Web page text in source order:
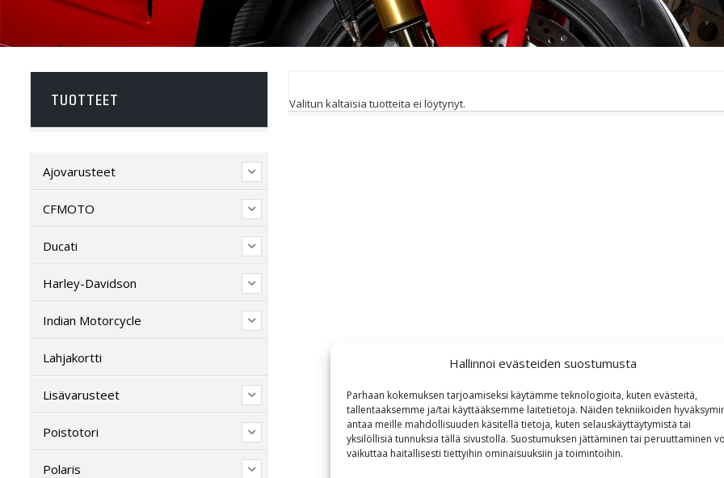
Hallinnoi evästeiden suostumusta
Parhaan kokemuksen tarjoamiseksi käytämme teknologioita, kuten evästeitä,
tallentaaksemme ja/tai käyttääksemme laitetietoja. Näiden tekniikoiden
antaa meille mahdollisuuden käsitellä tietoja, kuten selauskäyttäytymistä tai
yksilöllisiä tunnuksia tällä sivustolla. Suostumuksen jättäminen tai peruuttaminen
vaikuttaa haitallisesti tiettyihin ominaisuuksiin ja toimintoihin.
Valitun kaltaisia tuotteita ei löytynyt.
TUOTTEET
Ajovarusteet
CFMOTO
Ducati
Harley-Davidson
Indian Motorcycle
Lahjakortti
Lisävarusteet
Poistotori
Polaris